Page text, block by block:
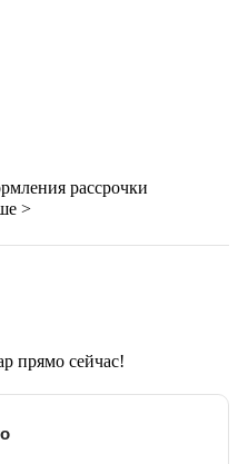
рассрочки
>
прямо сейчас!